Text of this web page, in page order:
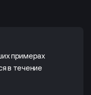
примерах
в течение